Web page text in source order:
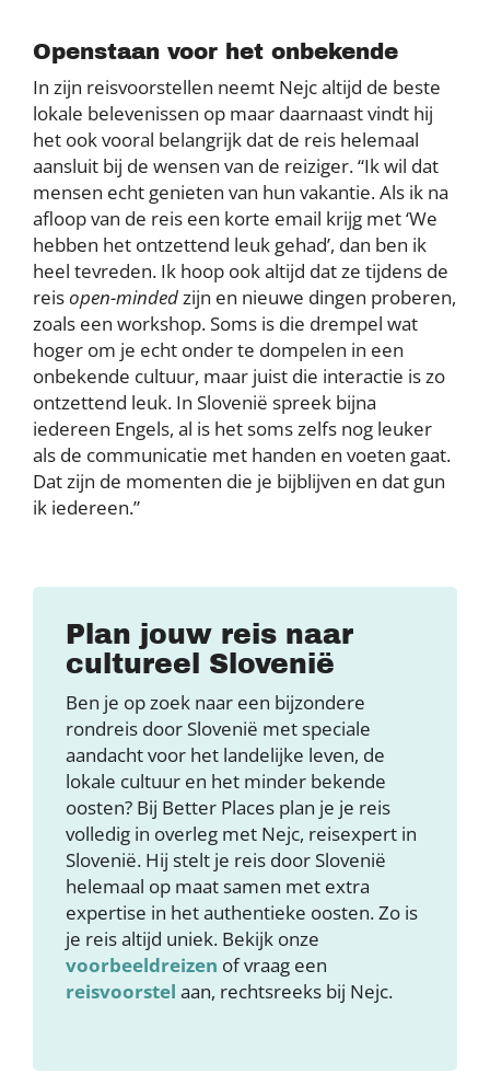
Openstaan voor het onbekende
In zijn reisvoorstellen neemt Nejc altijd de beste
lokale belevenissen op maar daarnaast vindt hij
het ook vooral belangrijk dat de reis helemaal
aansluit bij de wensen van de reiziger. “Ik wil dat
mensen echt genieten van hun vakantie. Als ik na
afloop van de reis een korte email krijg met ‘We
hebben het ontzettend leuk gehad’, dan ben ik
heel tevreden. Ik hoop ook altijd dat ze tijdens de
reisopen-mindedzijn en nieuwe dingen proberen,
zoals een workshop. Soms is die drempel wat
hoger om je echt onder te dompelen in een
onbekende cultuur, maar juist die interactie is zo
ontzettend leuk. In Slovenië spreek bijna
iedereen Engels, al is het soms zelfs nog leuker
als de communicatie met handen en voeten gaat.
Dat zijn de momenten die je bijblijven en dat gun
ik iedereen.”
Plan jouw reis naar
cultureel Slovenië
Ben je op zoek naar een bijzondere
rondreis door Slovenië met speciale
aandacht voor het landelijke leven, de
lokale cultuur en het minder bekende
oosten? Bij Better Places plan je je reis
volledig in overleg met Nejc, reisexpert in
Slovenië. Hij stelt je reis door Slovenië
helemaal op maat samen met extra
expertise in het authentieke oosten. Zo is
je reis altijd uniek. Bekijk onze
voorbeeldreizen of vraag een
reisvoorstel aan, rechtsreeks bij Nejc.